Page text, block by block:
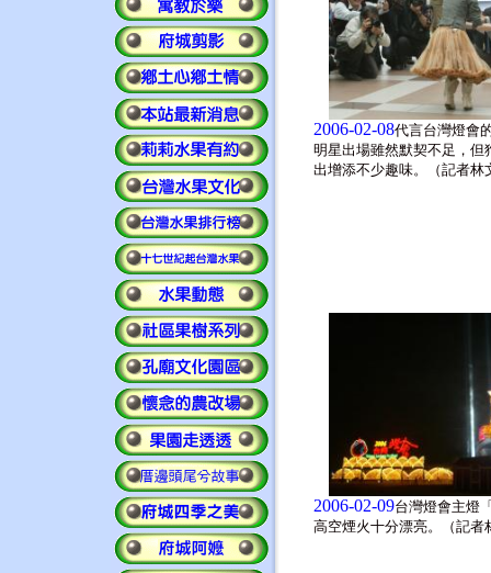
2006-02-08代言台灣燈會
明星出場雖然默契不足，但
出增添不少趣味。（記者林
2006-02-09台灣燈會主燈
高空煙火十分漂亮。（記者